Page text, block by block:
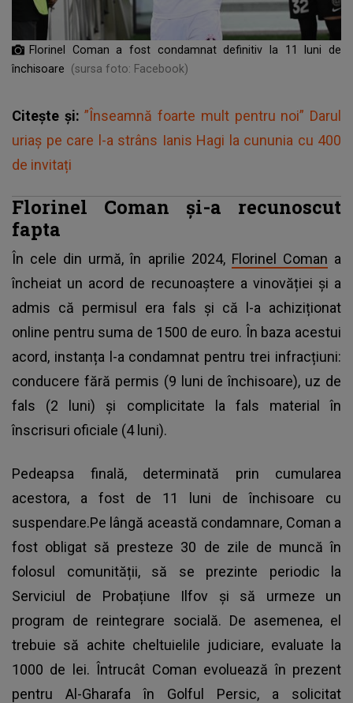
Florinel Coman a fost condamnat definitiv la 11 luni de
închisoare
(sursa foto: Facebook)
Citește și:”Înseamnă foarte mult pentru noi” Darul
uriaș pe care l-a strâns Ianis Hagi la cununia cu 400
de invitați
Florinel Coman și-a recunoscut
fapta
În cele din urmă, în aprilie 2024, Florinel Coman a
încheiat un acord de recunoaștere a vinovăției și a
admis că permisul era fals și că l-a achiziționat
online pentru suma de 1500 de euro. În baza acestui
acord, instanța l-a condamnat pentru trei infracțiuni:
conducere fără permis (9 luni de închisoare), uz de
fals (2 luni) și complicitate la fals material în
înscrisuri oficiale (4 luni).
Pedeapsa finală, determinată prin cumularea
acestora, a fost de 11 luni de închisoare cu
suspendare.Pe lângă această condamnare, Coman a
fost obligat să presteze 30 de zile de muncă în
folosul comunității, să se prezinte periodic la
Serviciul de Probațiune Ilfov și să urmeze un
program de reintegrare socială. De asemenea, el
trebuie să achite cheltuielile judiciare, evaluate la
1000 de lei. Întrucât Coman evoluează în prezent
pentru Al-Gharafa în Golful Persic, a solicitat